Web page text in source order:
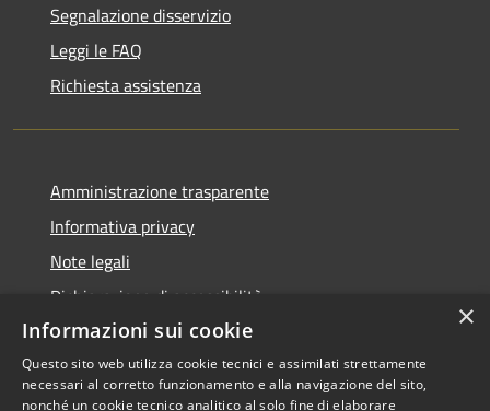
Segnalazione disservizio
Leggi le FAQ
Richiesta assistenza
Amministrazione trasparente
Informativa privacy
Note legali
Dichiarazione di accessibilità
Copyright © 2026 • Comune di
×
Informazioni sui cookie
Questo sito web utilizza cookie tecnici e assimilati strettamente
necessari al corretto funzionamento e alla navigazione del sito,
nonché un cookie tecnico analitico al solo fine di elaborare